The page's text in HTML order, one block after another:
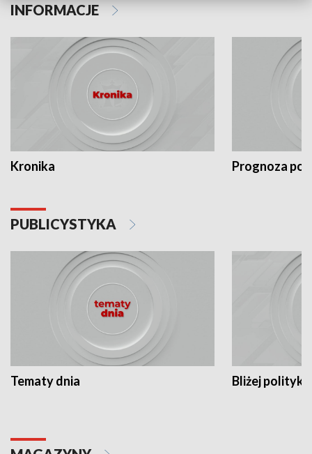
INFORMACJE
Kronika Prognoza
PUBLICYSTYKA
Tematy dnia Bliżej polityki